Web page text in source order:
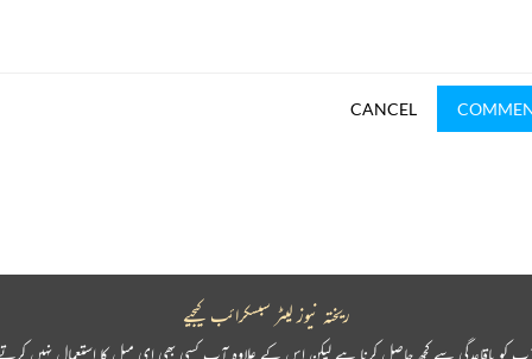
CANCEL
ریختہ نیوز لیٹر سبسکرائب کیجیے
کو باقاعدگی سے کچھ حاصل کرنا ہے لیکن اس کے علاوہ آپ کسی بھی ای میل کا استعمال نہیں